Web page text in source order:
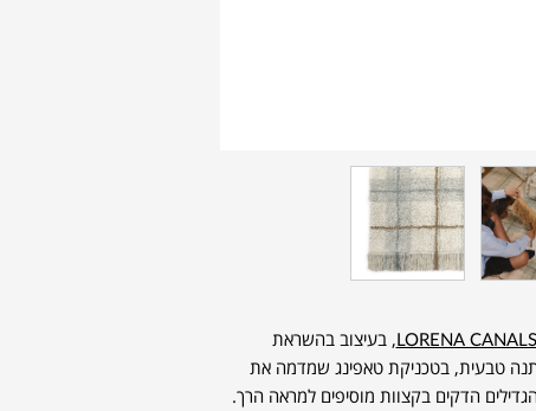
, בעיצוב בהשראת
טבעית, בטכניקת טאפינג שמדמה את
הדקים בקצוות מוסיפים למראה הרך.